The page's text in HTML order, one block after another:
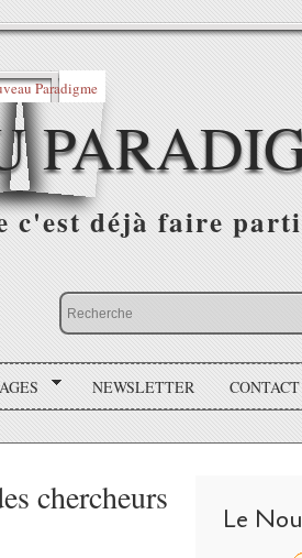
c'est déjà faire
NEWSLETTER CONTACT
chercheurs
Le